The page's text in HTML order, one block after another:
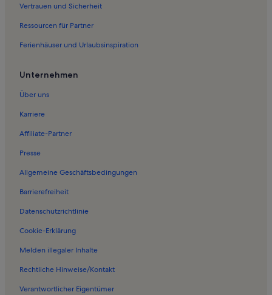
Vertrauen und Sicherheit
Ressourcen für Partner
Ferienhäuser und Urlaubsinspiration
Unternehmen
Über uns
Karriere
Affiliate-Partner
Presse
Allgemeine Geschäftsbedingungen
Barrierefreiheit
Datenschutzrichtlinie
Cookie-Erklärung
Melden illegaler Inhalte
Rechtliche Hinweise/Kontakt
Verantwortlicher Eigentümer